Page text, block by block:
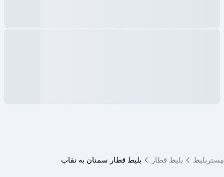
مِستربلیط بلیط قطار بلیط قطار سمنان به نقاب